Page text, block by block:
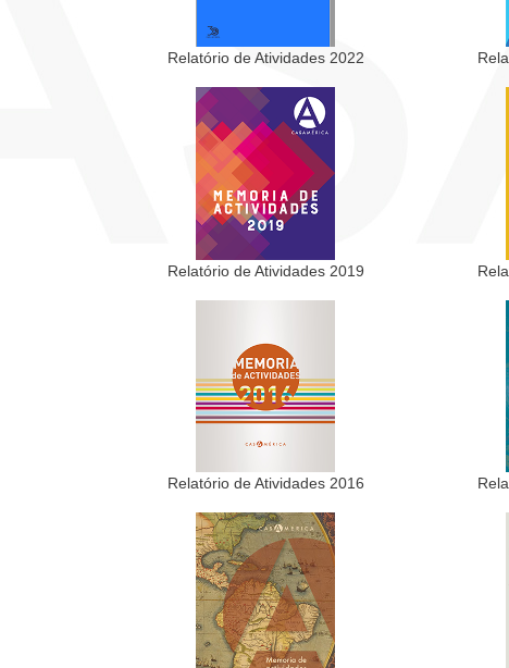
Relatório de Atividades 2022
Relatório de Atividades 2019
Relatório de Atividades 2016